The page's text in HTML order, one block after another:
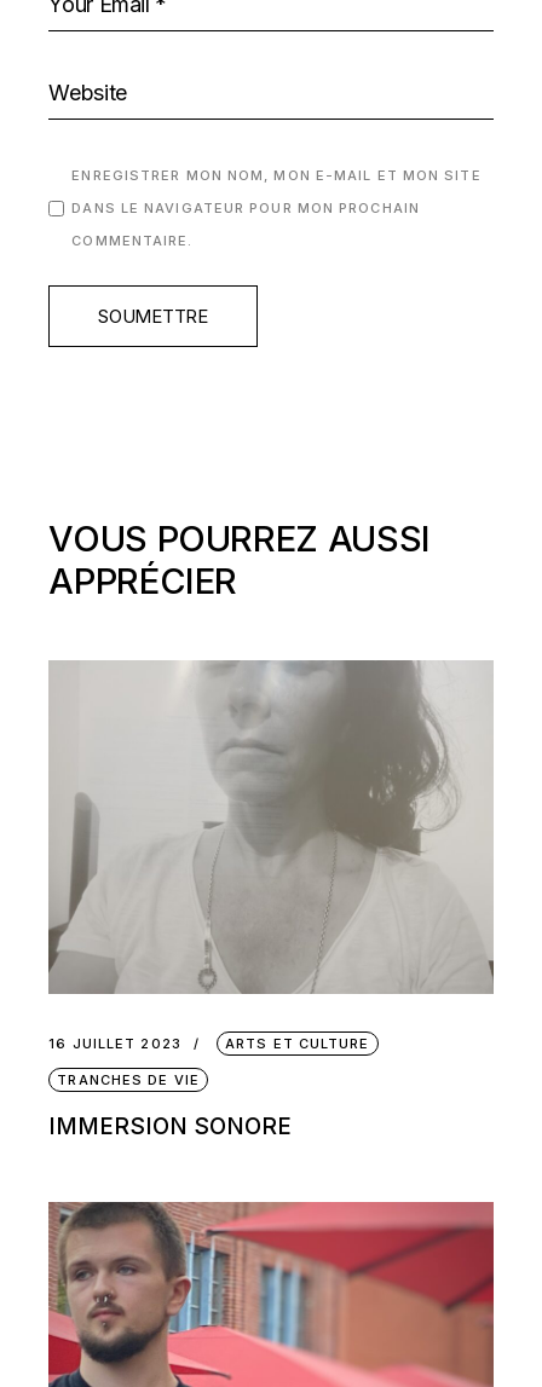
ENREGISTRER MON NOM, MON E-MAIL ET MON SITE
DANS LE NAVIGATEUR POUR MON PROCHAIN
COMMENTAIRE.
SOUMETTRE
VOUS POURREZ AUSSI
APPRÉCIER
16 JUILLET 2023 ARTS ET CULTURE
TRANCHES DE VIE
IMMERSION SONORE